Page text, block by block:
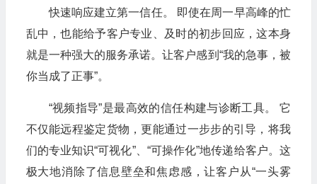
快速响应建立第一信任。 即使在周一早高峰的忙
乱中，也能给予客户专业、及时的初步回应，这本身
就是一种强大的服务承诺。让客户感到“我的急事，被
你当成了正事”。
“视频指导”是最高效的信任构建与诊断工具。 它
不仅能远程鉴定货物，更能通过一步步的引导，将我
们的专业知识“可视化”、“可操作化”地传递给客户。这
极大地消除了信息壁垒和焦虑感，让客户从“一头雾